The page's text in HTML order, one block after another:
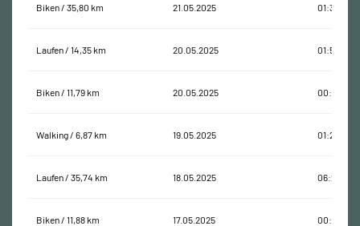
Biken / 35,80 km 21.05.2025 01:36:00
Laufen / 14,35 km 20.05.2025 01:52:53
Biken / 11,79 km 20.05.2025 00:48:27
Walking / 6,87 km 19.05.2025 01:20:06
Laufen / 35,74 km 18.05.2025 06:20:10
Biken / 11,88 km 17.05.2025 00:47:47